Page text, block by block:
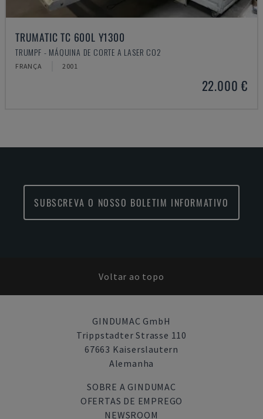
TRUMATIC TC 600L Y1300
TRUMPF - MÁQUINA DE CORTE A LASER CO2
FRANÇA 2001
22.000 €
SUBSCREVA O NOSSO BOLETIM INFORMATIVO
Voltar ao topo
GINDUMAC GmbH
Trippstadter Strasse 110
67663 Kaiserslautern
Alemanha
SOBRE A GINDUMAC
OFERTAS DE EMPREGO
NEWSROOM